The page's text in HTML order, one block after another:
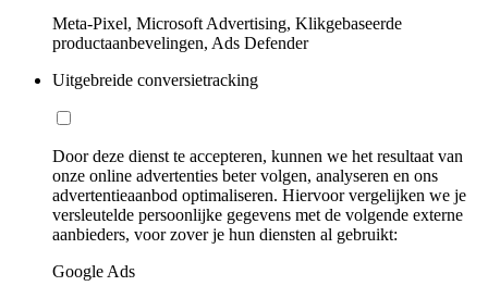
Meta-Pixel, Microsoft Advertising, Klikgebaseerde
productaanbevelingen, Ads Defender
Uitgebreide conversietracking
Door deze dienst te accepteren, kunnen we het resultaat van
onze online advertenties beter volgen, analyseren en ons
advertentieaanbod optimaliseren. Hiervoor vergelijken we je
versleutelde persoonlijke gegevens met de volgende externe
aanbieders, voor zover je hun diensten al gebruikt:
Google Ads